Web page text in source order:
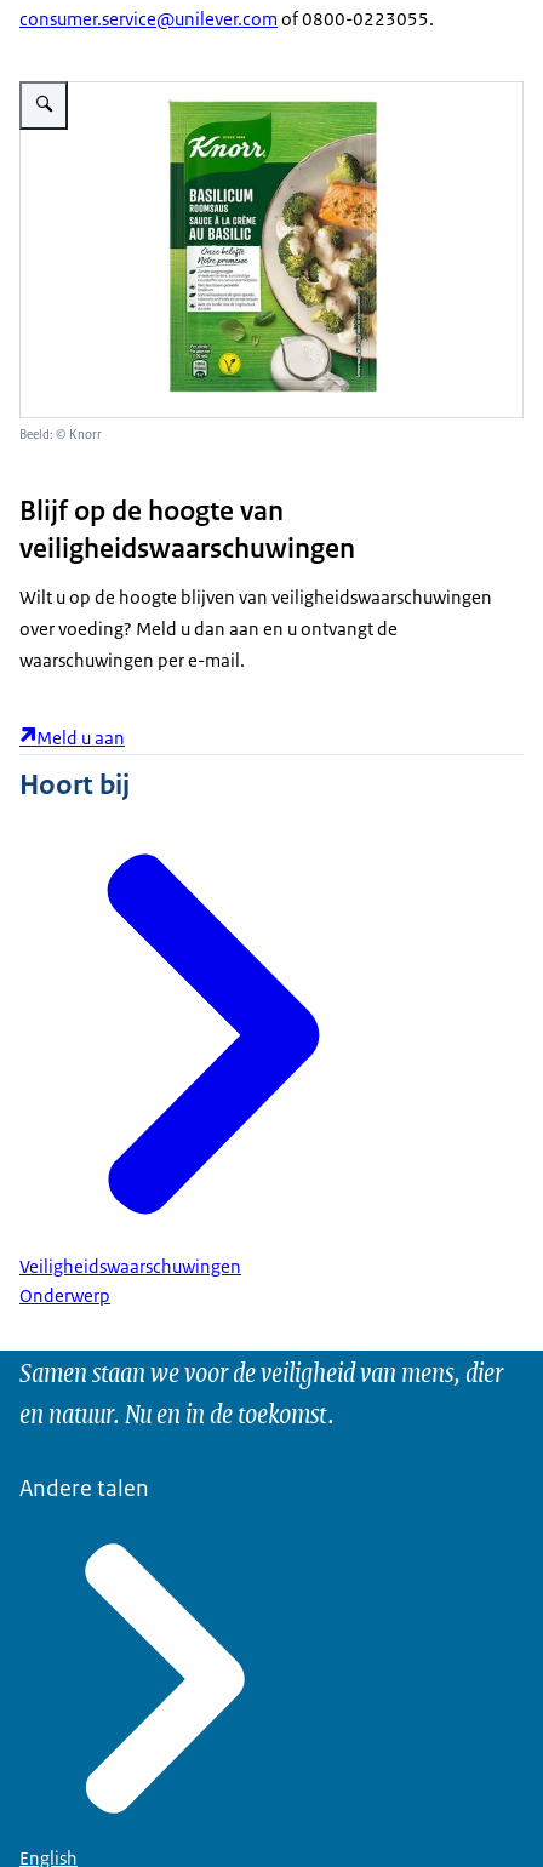
consumer.service@unilever.com of 0800-0223055.
Vergroot afbeelding Knorr Basilicum Roomsaus
Beeld: © Knorr
Blijf op de hoogte van
veiligheidswaarschuwingen
Wilt u op de hoogte blijven van veiligheidswaarschuwingen
over voeding? Meld u dan aan en u ontvangt de
waarschuwingen per e-mail.
Meld u aan
Hoort bij
Veiligheidswaarschuwingen
Onderwerp
Samen staan we voor de veiligheid van mens, dier
en natuur. Nu en in de toekomst.
Andere talen
English